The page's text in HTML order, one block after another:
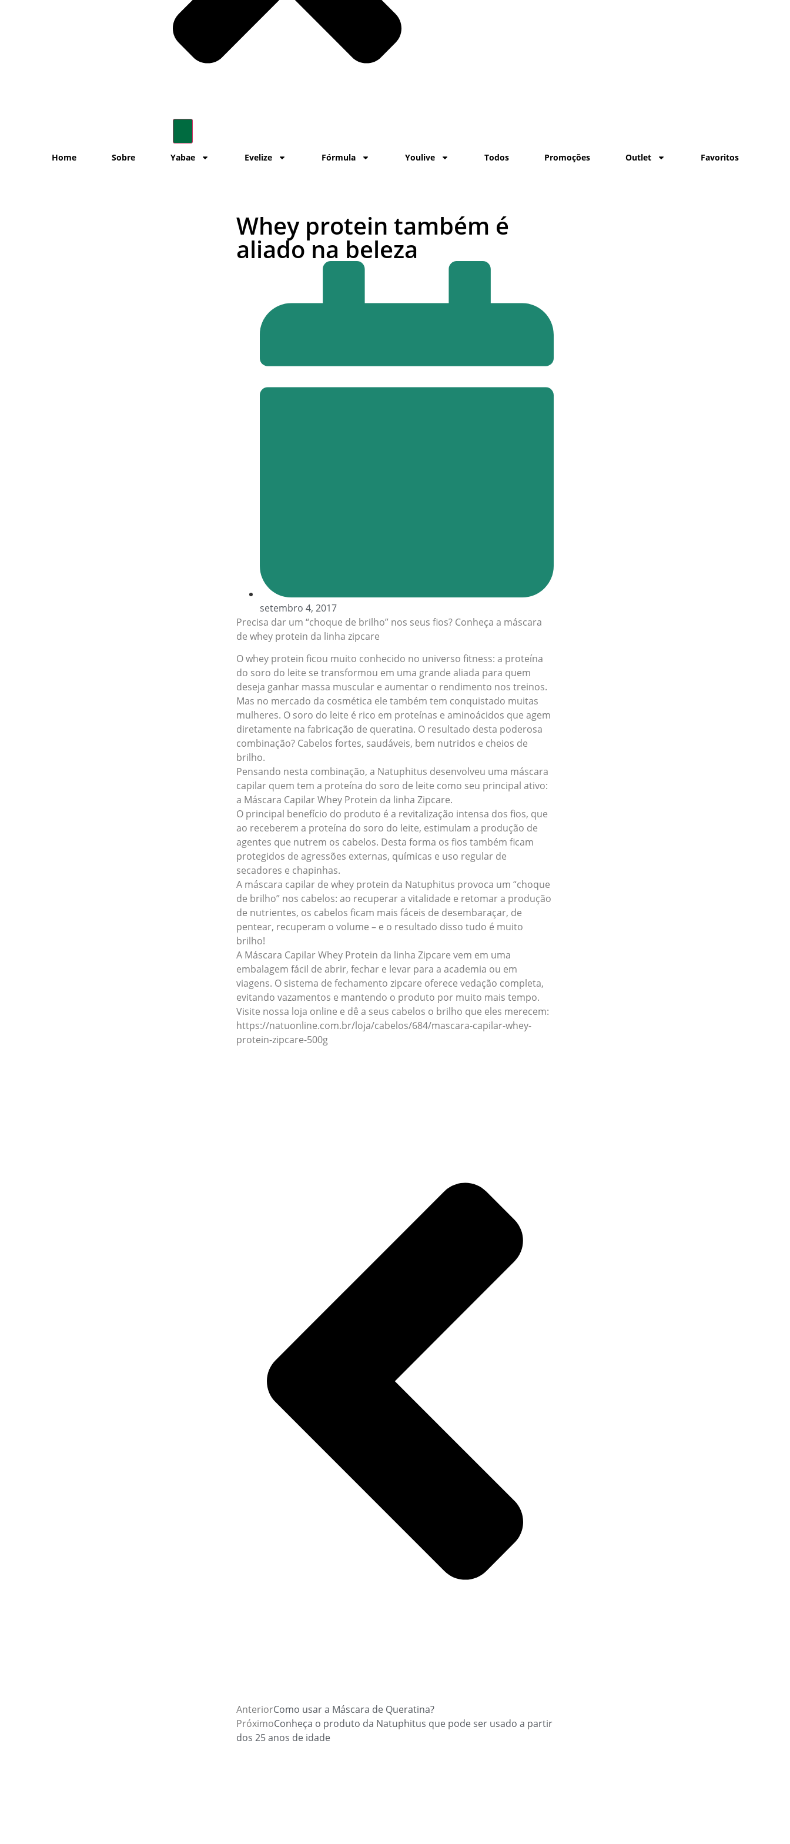
Home Sobre Yabae Evelize Fórmula Youlive Todos Promoções Outlet Favoritos
Whey protein também é
aliado na beleza
setembro 4, 2017
Precisa dar um “choque de brilho” nos seus fios? Conheça a máscara
de whey protein da linha zipcare
O whey protein ficou muito conhecido no universo fitness: a proteína
do soro do leite se transformou em uma grande aliada para quem
deseja ganhar massa muscular e aumentar o rendimento nos treinos.
Mas no mercado da cosmética ele também tem conquistado muitas
mulheres. O soro do leite é rico em proteínas e aminoácidos que agem
diretamente na fabricação de queratina. O resultado desta poderosa
combinação? Cabelos fortes, saudáveis, bem nutridos e cheios de
brilho.
Pensando nesta combinação, a Natuphitus desenvolveu uma máscara
capilar quem tem a proteína do soro de leite como seu principal ativo:
a Máscara Capilar Whey Protein da linha Zipcare.
O principal benefício do produto é a revitalização intensa dos fios, que
ao receberem a proteína do soro do leite, estimulam a produção de
agentes que nutrem os cabelos. Desta forma os fios também ficam
protegidos de agressões externas, químicas e uso regular de
secadores e chapinhas.
A máscara capilar de whey protein da Natuphitus provoca um “choque
de brilho” nos cabelos: ao recuperar a vitalidade e retomar a produção
de nutrientes, os cabelos ficam mais fáceis de desembaraçar, de
pentear, recuperam o volume – e o resultado disso tudo é muito
brilho!
A Máscara Capilar Whey Protein da linha Zipcare vem em uma
embalagem fácil de abrir, fechar e levar para a academia ou em
viagens. O sistema de fechamento zipcare oferece vedação completa,
evitando vazamentos e mantendo o produto por muito mais tempo.
Visite nossa loja online e dê a seus cabelos o brilho que eles merecem:
https://natuonline.com.br/loja/cabelos/684/mascara-capilar-whey-
protein-zipcare-500g
AnteriorComo usar a Máscara de Queratina?
PróximoConheça o produto da Natuphitus que pode ser usado a partir
dos 25 anos de idade